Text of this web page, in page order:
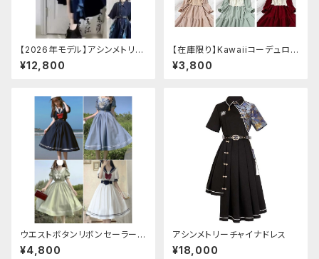
【2026年モデル】アシンメトリー
チャイナ改良ドレス
¥12,800
【在庫限り】Kawaiiコーデュロイ
ニットワンピースセットアップ
¥3,800
ウエストボタンリボンセーラーワ
ンピース
¥4,800
アシンメトリーチャイナドレス
¥18,000